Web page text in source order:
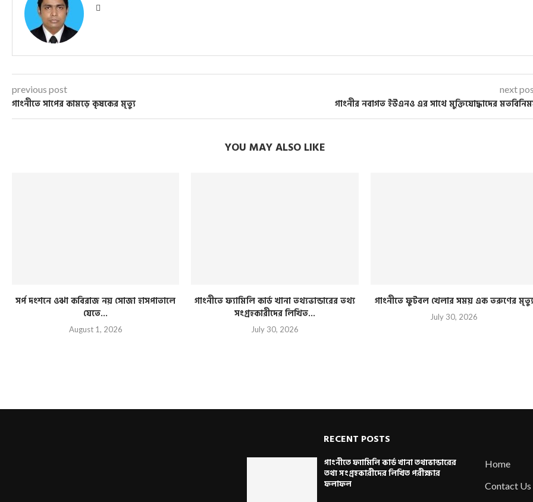
previous post
গাংনীতে সাপের কামড়ে কৃষকের মৃত্যু
next
গাংনীর নবাগত ইউএনও এর সাথে মুক্তিযোদ্ধাদের
YOU MAY ALSO LIKE
সর্প দংশনে ওঝা কবিরাজ নয় সোজা হাসপাতালে
যেতে...
August 1, 2026
গাংনীতে ফ্যামিলি কার্ড খানা তথ্যভান্ডারের তথ্য
সংগ্রহকারীদের লিখিত...
July 30, 2026
গাংনীতে ফুটবল খেলার সময় এক তরুণের মৃত্যু
July 30, 2026
RECENT POSTS
গাংনীতে ফ্যামিলি কার্ড খানা তথ্যভান্ডারের
তথ্য সংগ্রহকারীদের লিখিত পরীক্ষার
ফলাফল
Home
Contact Us